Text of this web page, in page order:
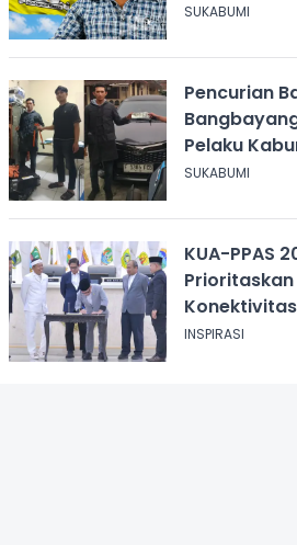
SUKABUMI
Pencurian
Pelaku
SUKABUMI
KUA-PPAS
INSPIRASI